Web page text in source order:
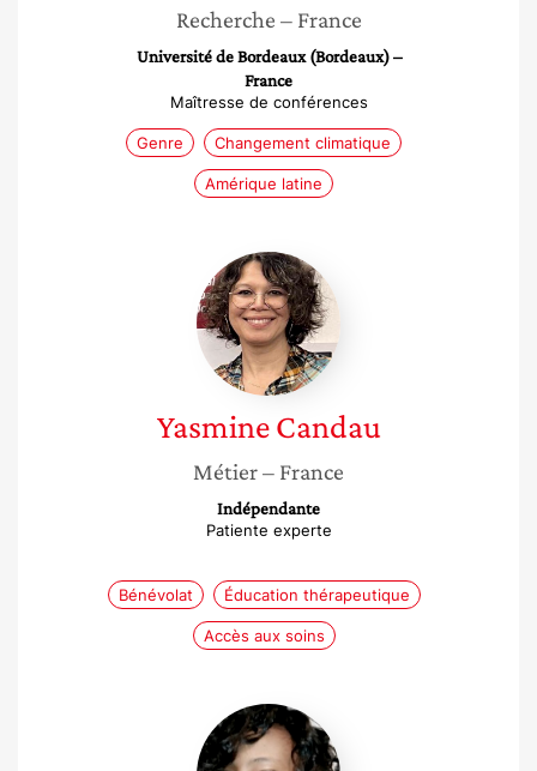
Recherche – France
Université de Bordeaux (Bordeaux) –
France
Maîtresse de conférences
Genre Changement climatique
Amérique latine
Yasmine
Candau
Yasmine Candau
Métier– France
Indépendante
Patiente experte
Bénévolat Éducation thérapeutique
Accès aux soins
Jeanne
Vicaire